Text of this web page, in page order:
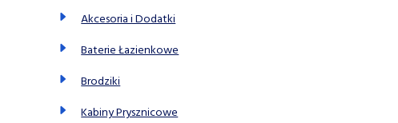
Akcesoria i Dodatki
Baterie Łazienkowe
Brodziki
Kabiny Prysznicowe